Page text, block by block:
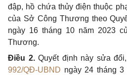
đập, hồ chứa thủy điện thuộc
của Sở Công Thương theo
ngày 16 tháng 10 năm 2023
Thương.
Điều 2.Quyết định này sửa
992/QĐ-UBND ngày 24 tháng 3